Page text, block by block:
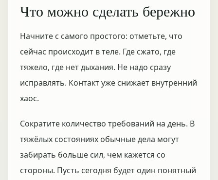
Что можно сделать бережно
Начните с самого простого: отметьте, что
сейчас происходит в теле. Где сжато, где
тяжело, где нет дыхания. Не надо сразу
исправлять. Контакт уже снижает внутренний
хаос.
Сократите количество требований на день. В
тяжёлых состояниях обычные дела могут
забирать больше сил, чем кажется со
стороны. Пусть сегодня будет один понятный